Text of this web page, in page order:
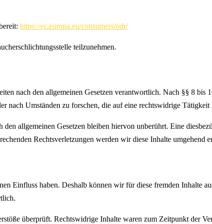
https://ec.europa.eu/consumers/odr/
teilzunehmen.
nach den allgemeinen Gesetzen verantwortlich. Nach §§ 8
nach Umständen zu forschen, die auf eine rechtswidrige Tätigkeit
allgemeinen Gesetzen bleiben hiervon unberührt. Eine
Rechtsverletzungen werden wir diese Inhalte umgehend
Einfluss haben. Deshalb können wir für diese fremden Inhalte
überprüft. Rechtswidrige Inhalte waren zum Zeitpunkt der